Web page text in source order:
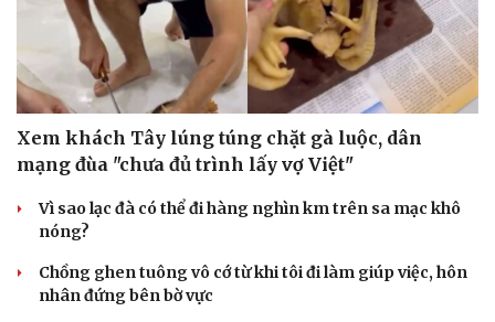
Thông tin doanh nghiệp
Doanh nghiệp 24h
Doanh nhân
Vì cộng đồng
Sành điệu
Tin Công nghệ
Trải nghiệm
Chuyển đổi số
Xem khách Tây lúng túng chặt gà luộc, dân
mạng đùa "chưa đủ trình lấy vợ Việt"
Vì sao lạc đà có thể đi hàng nghìn km trên sa mạc khô
nóng?
Chồng ghen tuông vô cớ từ khi tôi đi làm giúp việc, hôn
nhân đứng bên bờ vực